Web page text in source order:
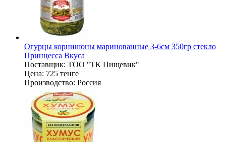
Огурцы корнишоны маринованные 3-6см 350гр стекло
Принцесса Вкуса
Поставщик: ТОО "ТК Пищевик"
Цена: 725 тенге
Производство: Россия